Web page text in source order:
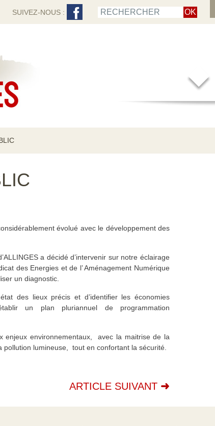
SUIVEZ-NOUS :
évolué avec le développement des
a décidé d’intervenir sur notre éclairage
des Energies et de l’ Aménagement Numérique
un diagnostic.
des lieux précis et d’identifier les économies
un plan pluriannuel de programmation
enjeux environnementaux, avec la maitrise de la
pollution lumineuse, tout en confortant la sécurité.
ARTICLE SUIVANT